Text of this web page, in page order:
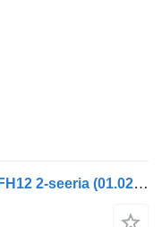
Radiateur de climatisation Volvo FH12 2-seeria (01.02-) SD7H15 pour camion Volvo FH12, FH16, NH12, FH, VNL780 (1993-2014)